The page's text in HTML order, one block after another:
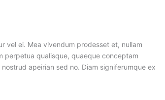
vel ei. Mea vivendum prodesset et, nullam
perpetua qualisque, quaeque conceptam
apeirian sed no. Diam signiferumque ex